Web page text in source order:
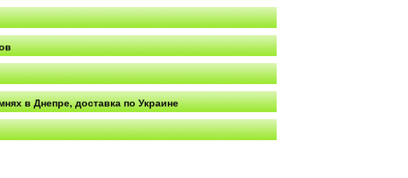
в Днепре, доставка по Украине